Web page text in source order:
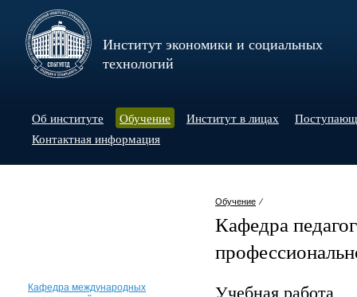
Институт экономики и социальных
технологий
Об институте Обучение Институт в лицах
Контактная информация
Обучение ⁄
Кафедра
Кафедра международных Учебная работа